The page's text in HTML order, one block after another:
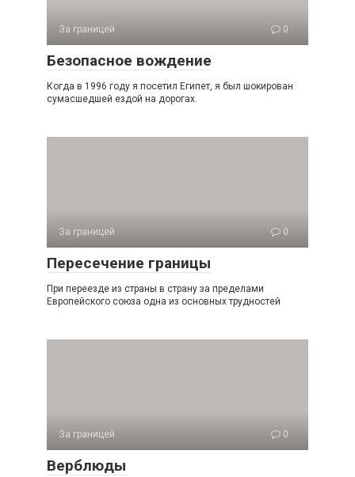
За границей 0
Безопасное вождение
Когда в 1996 году я посетил Египет, я был шокирован
сумасшедшей ездой на дорогах.
За границей 0
Пересечение границы
При переезде из страны в страну за пределами
Европейского союза одна из основных трудностей
За границей 0
Верблюды